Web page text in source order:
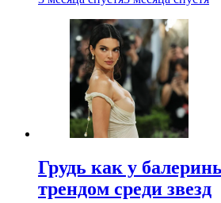
Грудь как у
трендом среди звезд